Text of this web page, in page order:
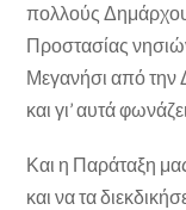
πολλούς
Προστασίας
Μεγανήσι από την
και γι’ αυτά
Και η Παράταξη
και να τα